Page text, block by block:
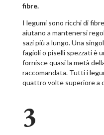
fibre.
I legumi sono ricchi di
aiutano a mantenersi
sazi più a lungo.Una
fagioli o piselli spezzati è
fornisce quasi la metà
raccomandata. Tutti i
quattro volte superiore a
3